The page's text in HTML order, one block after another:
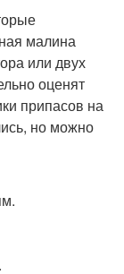
малина
или двух
оценят
припасов на
но можно